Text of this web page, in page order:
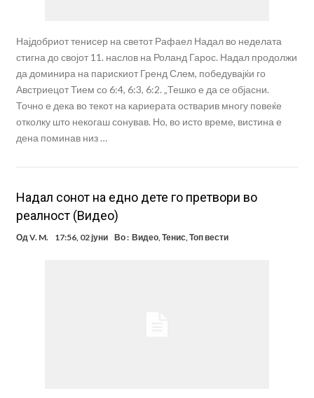
Најдобриот тенисер на светот Рафаел Надал во неделата
стигна до својот 11. наслов на Роланд Гарос. Надал продолжи
да доминира на парискиот Гренд Слем, победувајќи го
Австриецот Тием со 6:4, 6:3, 6:2. „Тешко е да се објасни.
Точно е дека во текот на кариерата остварив многу повеќе
отколку што некогаш сонував. Но, во исто време, вистина е
дена поминав низ …
Надал сонот на едно дете го претвори во
реалност (Видео)
ОдV. M. 17:56, 02 јуни Во : Видео,Тенис,Топ вести